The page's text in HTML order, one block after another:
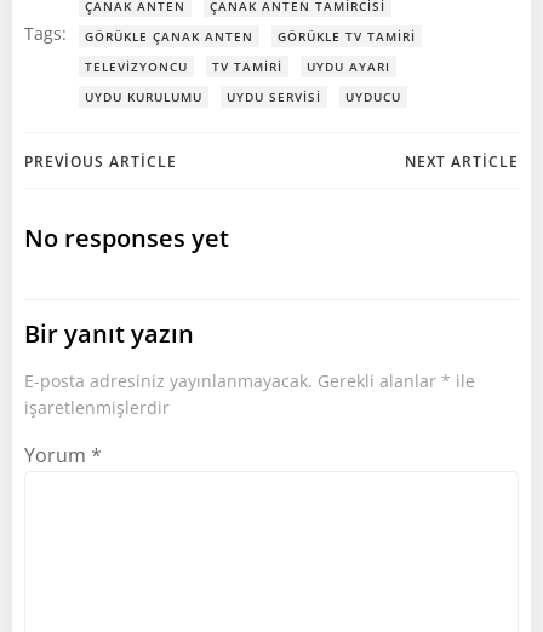
Tags:
ÇANAK ANTEN
ÇANAK ANTEN TAMIRCISI
GÖRÜKLE ÇANAK ANTEN
GÖRÜKLE TV TAMIRI
TELEVIZYONCU
TV TAMIRI
UYDU AYARI
UYDU KURULUMU
UYDU SERVISI UYDUCU
Post
navigation
PREVIOUS ARTICLE NEXT ARTICLE
No responses yet
Bir yanıt yazın
E-posta adresiniz yayınlanmayacak. Gerekli alanlar * ile
işaretlenmişlerdir
Yorum *